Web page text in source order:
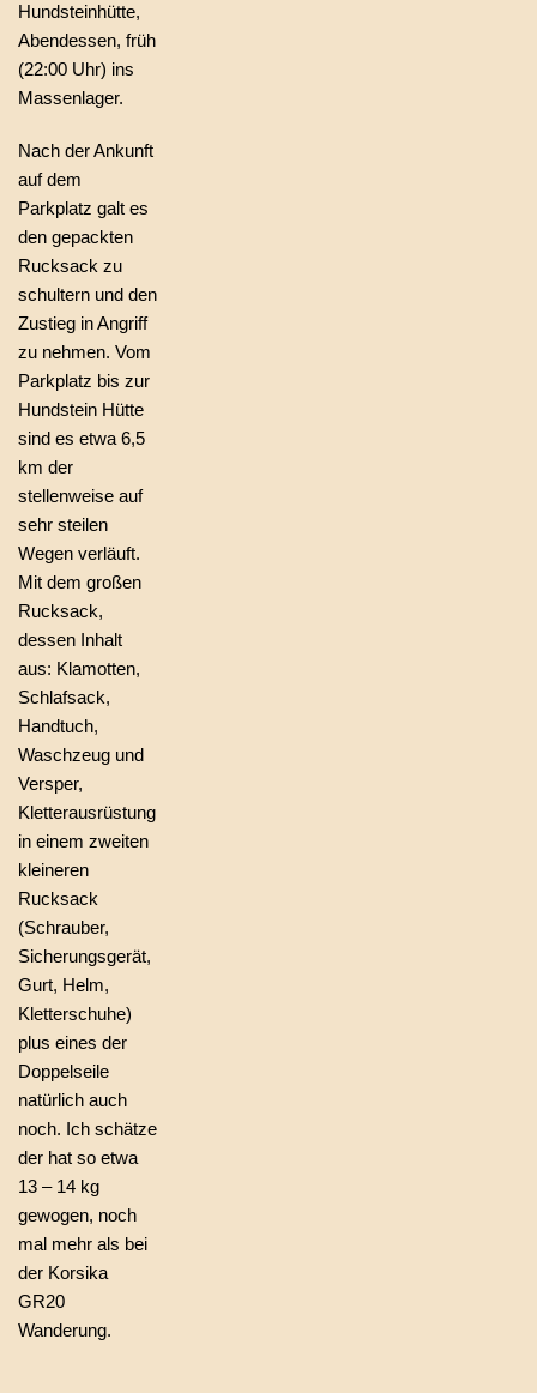
Hundsteinhütte,
Abendessen, früh
(22:00 Uhr) ins
Massenlager.
Nach der Ankunft
auf dem
Parkplatz galt es
den gepackten
Rucksack zu
schultern und den
Zustieg in Angriff
zu nehmen. Vom
Parkplatz bis zur
Hundstein Hütte
sind es etwa 6,5
km der
stellenweise auf
sehr steilen
Wegen verläuft.
Mit dem großen
Rucksack,
dessen Inhalt
aus: Klamotten,
Schlafsack,
Handtuch,
Waschzeug und
Versper,
Kletterausrüstung
in einem zweiten
kleineren
Rucksack
(Schrauber,
Sicherungsgerät,
Gurt, Helm,
Kletterschuhe)
plus eines der
Doppelseile
natürlich auch
noch. Ich schätze
der hat so etwa
13 – 14 kg
gewogen, noch
mal mehr als bei
der Korsika
GR20
Wanderung.